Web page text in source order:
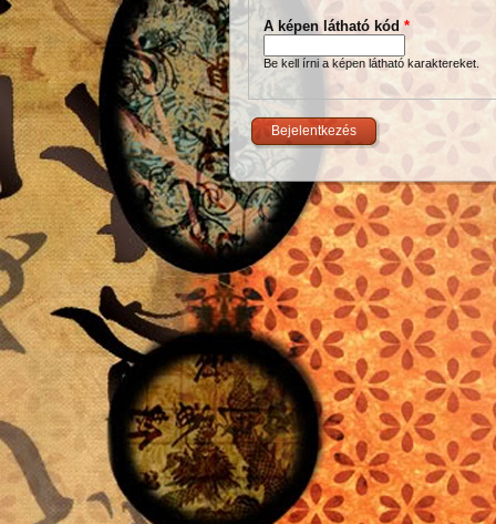
A képen látható kód *
Be kell írni a képen látható karaktereket.